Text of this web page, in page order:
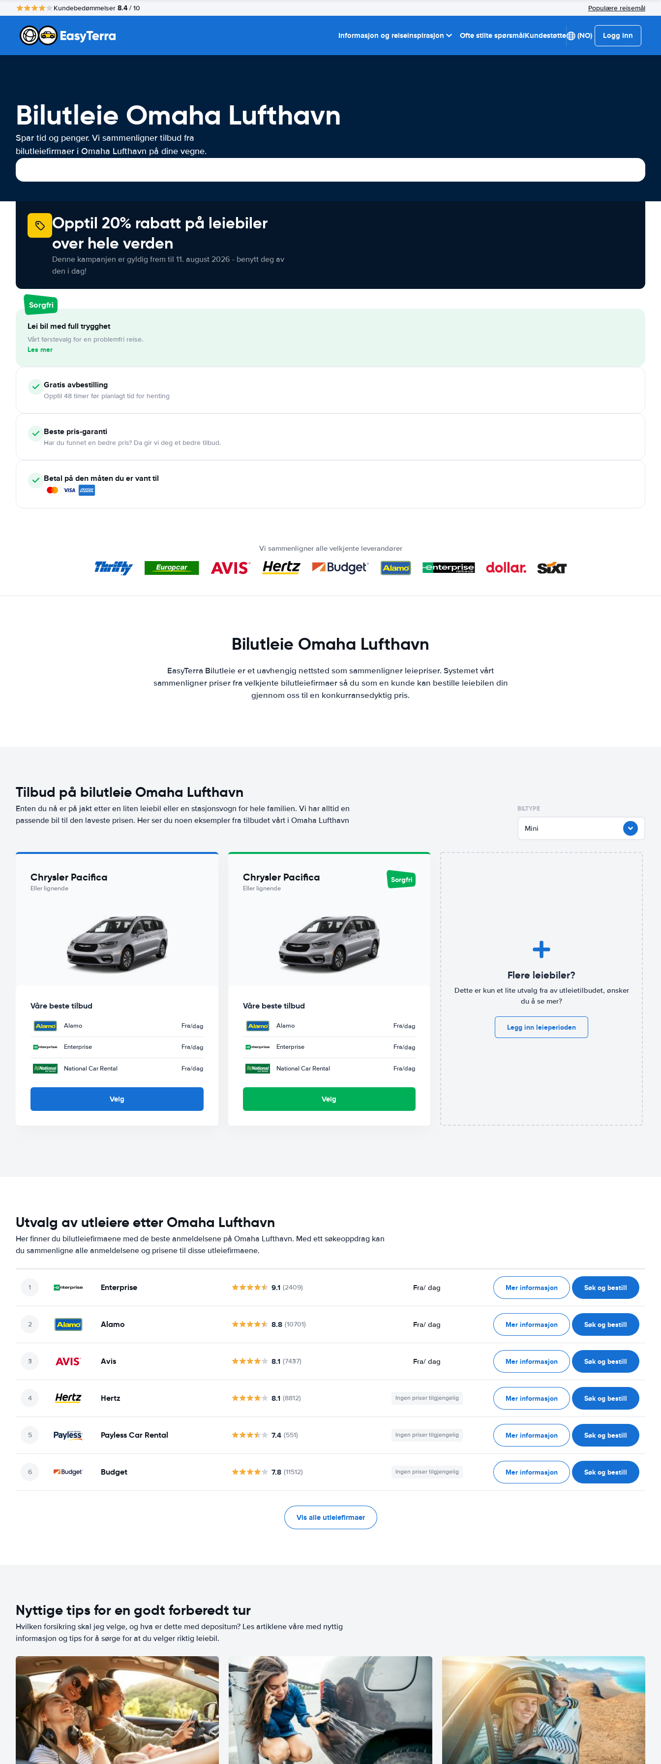
Kundebedømmelser 8.4 / 10 Populære reisemål
Informasjon og reiseinspirasjon Ofte stilte spørsmålKundestøtte (NO) Logg inn
Bilutleie Omaha Lufthavn
Spar tid og penger. Vi sammenligner tilbud fra
bilutleiefirmaer i Omaha Lufthavn på dine vegne.
Opptil 20% rabatt på leiebiler
over hele verden
Denne kampanjen er gyldig frem til 11. august 2026 - benytt deg av
den i dag!
Sorgfri
Lei bil med full trygghet
Vårt førstevalg for en problemfri reise.
Les mer
Gratis avbestilling
Opptil 48 timer før planlagt tid for henting
Beste pris-garanti
Har du funnet en bedre pris? Da gir vi deg et bedre tilbud.
Betal på den måten du er vant til
Vi sammenligner alle velkjente leverandører
Bilutleie Omaha Lufthavn
EasyTerra Bilutleie er et uavhengig nettsted som sammenligner leiepriser. Systemet vårt
sammenligner priser fra velkjente bilutleiefirmaer så du som en kunde kan bestille leiebilen din
gjennom oss til en konkurransedyktig pris.
Tilbud på bilutleie Omaha Lufthavn
Enten du nå er på jakt etter en liten leiebil eller en stasjonsvogn for hele familien. Vi har alltid en
passende bil til den laveste prisen. Her ser du noen eksempler fra tilbudet vårt i Omaha Lufthavn
BILTYPE
Mini
Chrysler Pacifica
Eller lignende
Våre beste tilbud
Alamo Fra/dag
Enterprise Fra/dag
National Car Rental Fra/dag
Velg
Chrysler Pacifica
Eller lignende
Sorgfri
Våre beste tilbud
Alamo Fra/dag
Enterprise Fra/dag
National Car Rental Fra/dag
Velg
Flere leiebiler?
Dette er kun et lite utvalg fra av utleietilbudet, ønsker
du å se mer?
Legg inn leieperioden
Utvalg av utleiere etter Omaha Lufthavn
Her finner du bilutleiefirmaene med de beste anmeldelsene på Omaha Lufthavn. Med ett søkeoppdrag kan
du sammenligne alle anmeldelsene og prisene til disse utleiefirmaene.
Enterprise 9.1 (2409) Fra/ dag Mer informasjon Søk og bestill
Alamo 8.8 (10701) Fra/ dag Mer informasjon Søk og bestill
Avis 8.1 (7437) Fra/ dag Mer informasjon Søk og bestill
Hertz 8.1 (8812) Ingen priser tilgjengelig Mer informasjon Søk og bestill
Payless Car Rental 7.4 (551) Ingen priser tilgjengelig Mer informasjon Søk og bestill
Budget 7.8 (11512) Ingen priser tilgjengelig Mer informasjon Søk og bestill
Vis alle utleiefirmaer
Nyttige tips for en godt forberedt tur
Hvilken forsikring skal jeg velge, og hva er dette med depositum? Les artiklene våre med nyttig
informasjon og tips for å sørge for at du velger riktig leiebil.